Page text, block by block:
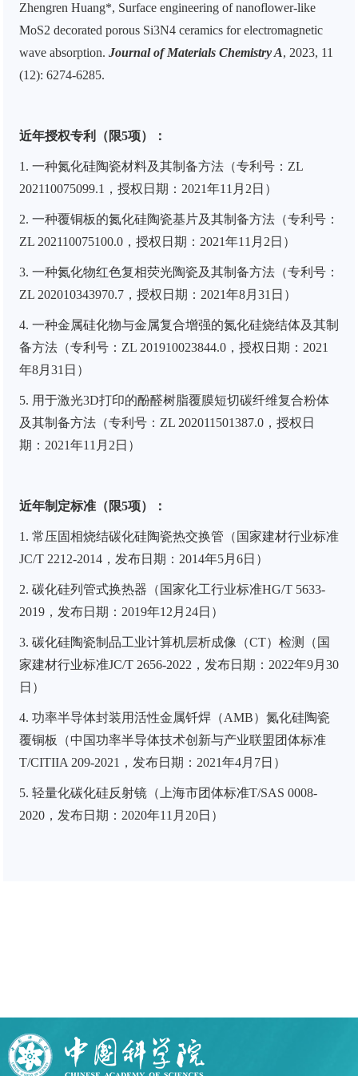
Zhengren Huang*, Surface engineering of nanoflower-like
MoS2 decorated porous Si3N4 ceramics for electromagnetic
wave absorption. Journal of Materials Chemistry A, 2023, 11
(12): 6274-6285.
近年授权专利（限5项）：
1. 一种氮化硅陶瓷材料及其制备方法（专利号： ZL
202110075099.1 ，授权日期： 2021年11 月 2 日）
2. 一种覆铜板的氮化硅陶瓷基片及其制备方法（专利号：
ZL 202110075100.0 ，授权日期： 2021年11 月 2 日）
3. 一种氮化物红色复相荧光陶瓷及其制备方法（专利号：
ZL 202010343970.7 ，授权日期： 2021年8月 31 日）
4. 一种金属硅化物与金属复合增强的氮化硅烧结体及其制
备方法（专利号： ZL 201910023844.0 ，授权日期： 2021
年8月 31 日）
5. 用于激光3D打印的酚醛树脂覆膜短切碳纤维复合粉体
及其制备方法（专利号： ZL 202011501387.0 ，授权日
期： 2021年11 月 2 日）
近年制定标准（限5项）：
1. 常压固相烧结碳化硅陶瓷热交换管（国家建材行业标准
JC/T 2212-2014 ，发布日期： 2014年5月 6日）
2. 碳化硅列管式换热器（国家化工行业标准HG/T 5633-
2019 ，发布日期： 2019年12 月 24日）
3. 碳化硅陶瓷制品工业计算机层析成像（CT）检测（国
家建材行业标准JC/T 2656-2022 ，发布日期： 2022年9月 30
日）
4. 功率半导体封装用活性金属钎焊（AMB）氮化硅陶瓷
覆铜板（中国功率半导体技术创新与产业联盟团体标准
T/CITIIA 209-2021 ，发布日期： 2021年4月 7日）
5. 轻量化碳化硅反射镜（上海市团体标准T/SAS 0008-
2020 ，发布日期： 2020年11 月 20日）